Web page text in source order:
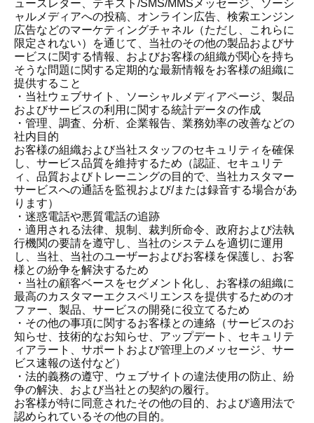
ュースレター、テキスト/SMS/MMSメッセージ、ソーシ
ャルメディアへの投稿、オンライン広告、検索エンジン
広告などのマーケティングチャネル（ただし、これらに
限定されない）を通じて、当社のその他の製品およびサ
ービスに関する情報、およびお客様の組織が関心を持ち
そうな問題に関する定期的な最新情報をお客様の組織に
提供すること
・当社ウェブサイト、ソーシャルメディアページ、製品
およびサービスの利用に関する統計データの作成
・管理、調査、分析、企業報告、業務効率の改善などの
社内目的
お客様の組織および当社スタッフのセキュリティを確保
し、サービス品質を維持するため（認証、セキュリテ
ィ、品質およびトレーニングの目的で、当社カスタマー
サービスへの通話を監視および/または録音する場合があ
ります）
・迷惑電話や悪質電話の追跡
・適用される法律、規制、裁判所命令、政府および法執
行機関の要請を遵守し、当社のシステムを適切に運用
し、当社、当社のユーザーおよびお客様を保護し、お客
様との紛争を解決するため
・当社の顧客ベースをセグメント化し、お客様の組織に
最高のカスタマーエクスペリエンスを提供するためのオ
ファー、製品、サービスの開発に役立てるため
・その他の事項に関するお客様との連絡（サービスのお
知らせ、技術的なお知らせ、アップデート、セキュリテ
ィアラート、サポートおよび管理上のメッセージ、サー
ビス速報の送付など）
・法的義務の遵守、ウェブサイトの違法使用の防止、紛
争の解決、および当社との契約の履行。
お客様が特に同意されたその他の目的、および適用法で
認められているその他の目的。